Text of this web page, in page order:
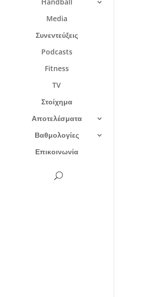
Media
Συνεντεύξεις
Podcasts
Fitness
TV
Στοίχημα
Αποτελέσματα
Βαθμολογίες
Επικοινωνία